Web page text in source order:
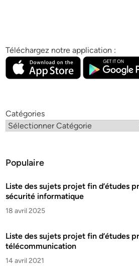
Téléchargez notre application :
Catégories
Populaire
Liste des sujets projet fin d’études
sécurité informatique
18 avril 2025
Liste des sujets projet fin d’études
télécommunication
14 avril 2021